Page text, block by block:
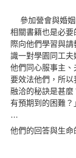
參加營會與婚姻
相關書籍也是必
際向他們學習與請
識一對學園同工
他們同心服事主、
要效法他們，所
融洽的秘訣是甚
有預期到的困難？
…
他們的回答與生命